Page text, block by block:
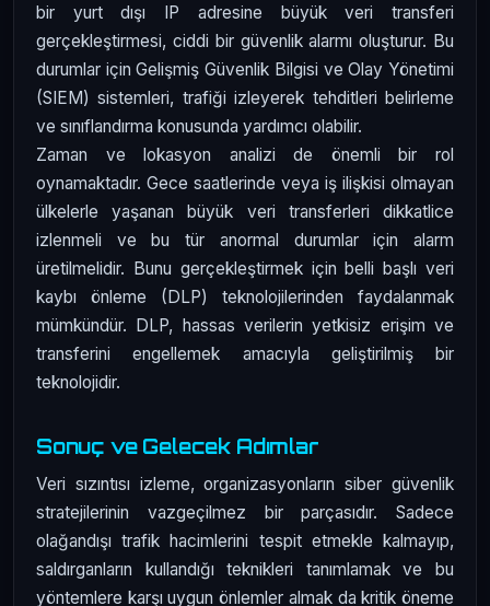
bir yurt dışı IP adresine büyük veri transferi
gerçekleştirmesi, ciddi bir güvenlik alarmı oluşturur. Bu
durumlar için Gelişmiş Güvenlik Bilgisi ve Olay Yönetimi
(SIEM) sistemleri, trafiği izleyerek tehditleri belirleme
ve sınıflandırma konusunda yardımcı olabilir.
Zaman ve lokasyon analizi de önemli bir rol
oynamaktadır. Gece saatlerinde veya iş ilişkisi olmayan
ülkelerle yaşanan büyük veri transferleri dikkatlice
izlenmeli ve bu tür anormal durumlar için alarm
üretilmelidir. Bunu gerçekleştirmek için belli başlı veri
kaybı önleme (DLP) teknolojilerinden faydalanmak
mümkündür. DLP, hassas verilerin yetkisiz erişim ve
transferini engellemek amacıyla geliştirilmiş bir
teknolojidir.
Sonuç ve Gelecek Adımlar
Veri sızıntısı izleme, organizasyonların siber güvenlik
stratejilerinin vazgeçilmez bir parçasıdır. Sadece
olağandışı trafik hacimlerini tespit etmekle kalmayıp,
saldırganların kullandığı teknikleri tanımlamak ve bu
yöntemlere karşı uygun önlemler almak da kritik öneme